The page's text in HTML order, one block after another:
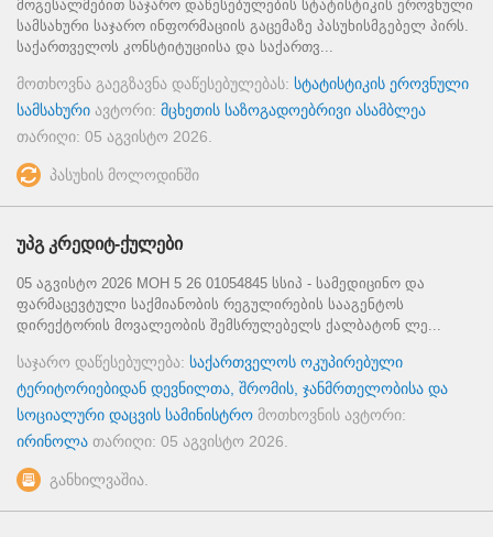
მოგესალმებით საჯარო დაწესებულების სტატისტიკის ეროვნული
სამსახური საჯარო ინფორმაციის გაცემაზე პასუხისმგებელ პირს.
საქართველოს კონსტიტუციისა და საქართვ...
მოთხოვნა გაეგზავნა დაწესებულებას: სტატისტიკის ეროვნული
სამსახური ავტორი: მცხეთის საზოგადოებრივი ასამბლეა
თარიღი: 05 აგვისტო 2026
პასუხის მოლოდინში
უპგ კრედიტ-ქულები
05 აგვისტო 2026 MOH 5 26 01054845 სსიპ - სამედიცინო და
ფარმაცევტული საქმიანობის რეგულირების სააგენტოს
დირექტორის მოვალეობის შემსრულებელს ქალბატონ ლე...
საჯარო დაწესებულება: საქართველოს ოკუპირებული
ტერიტორიებიდან დევნილთა, შრომის, ჯანმრთელობისა და
სოციალური დაცვის სამინისტრო მოთხოვნის ავტორი:
ირინოლა თარიღი: 05 აგვისტო 2026
განხილვაშია.